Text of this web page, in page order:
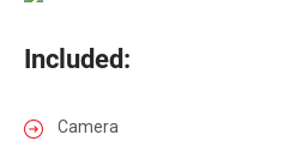
Included:
Camera